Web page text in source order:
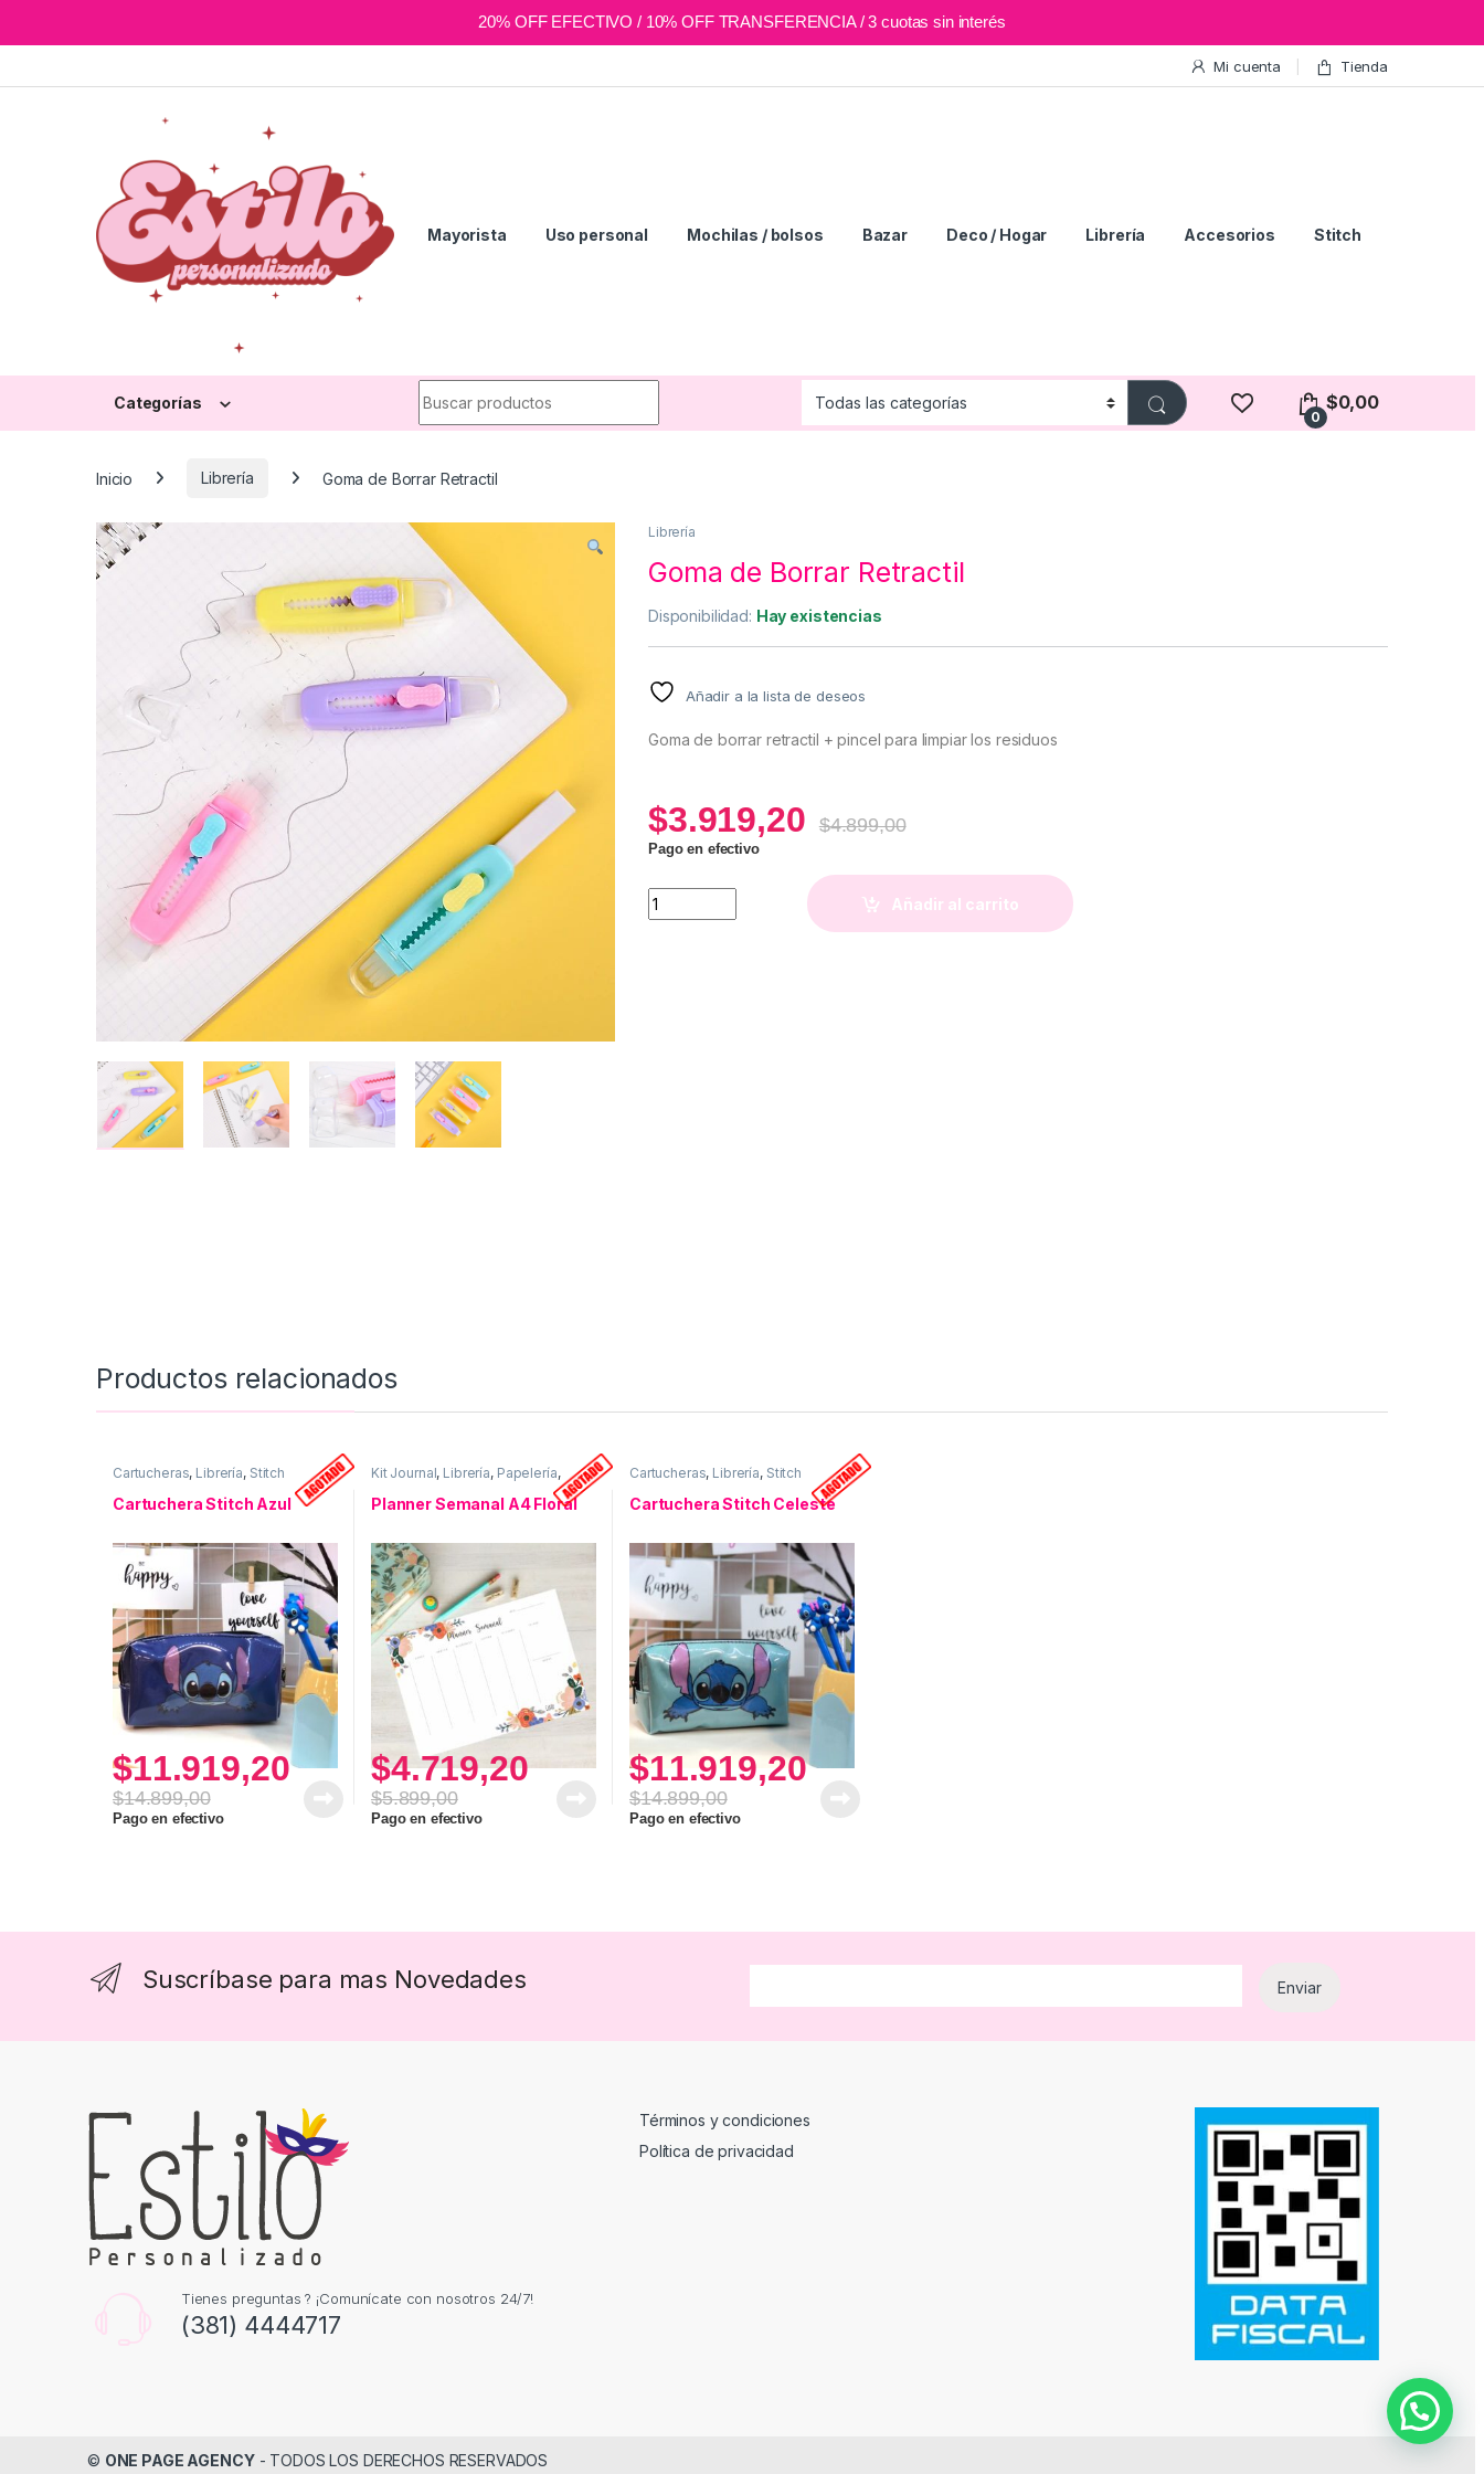
20% OFF EFECTIVO / 10% OFF TRANSFERENCIA / 3 cuotas sin interés
Mi cuenta Tienda
Mayorista Uso personal Mochilas / bolsos Bazar Deco / Hogar Librería Accesorios Stitch
Categorías
0
$0,00
Inicio Librería Goma de Borrar Retractil
Librería
Goma de Borrar Retractil
Disponibilidad: Hay existencias
Añadir a la lista de deseos
Goma de borrar retractil + pincel para limpiar los residuos
$3.919,20 $4.899,00
Pago en efectivo
Goma de Borrar Retractil quantityAñadir al carrito
Productos relacionados
Cartucheras, Librería, Stitch
Cartuchera Stitch Azul
$11.919,20
$14.899,00
Pago en efectivo
Kit Journal, Librería, Papelería,
Planner Semanal A4 Floral
$4.719,20
$5.899,00
Pago en efectivo
Cartucheras, Librería, Stitch
Cartuchera Stitch Celeste
$11.919,20
$14.899,00
Pago en efectivo
Suscríbase para mas Novedades
Tienes preguntas ? ¡Comunícate con nosotros 24/7!
(381) 4444717
Términos y condiciones
Política de privacidad
© ONE PAGE AGENCY- TODOS LOS DERECHOS RESERVADOS